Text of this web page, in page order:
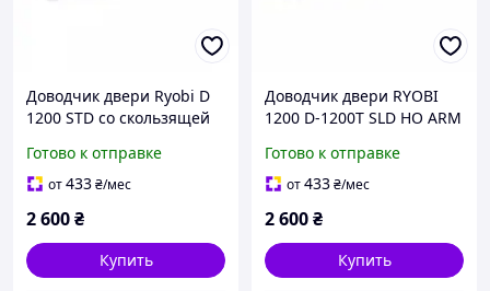
Доводчик двери Ryobi D
1200 STD со скользящей
Готово к отправке
от433₴/мес
2 600₴
Купить
Доводчик двери RYOBI
1200 D-1200Т SLD HO ARM
серый
Готово к отправке
от433₴/мес
2 600₴
Купить